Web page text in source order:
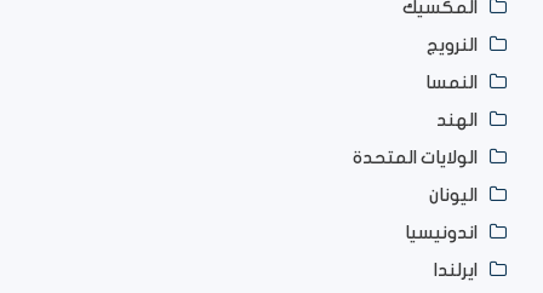
المكسيك
النرويج
النمسا
الهند
الولايات المتحدة
اليونان
اندونيسيا
ايرلندا